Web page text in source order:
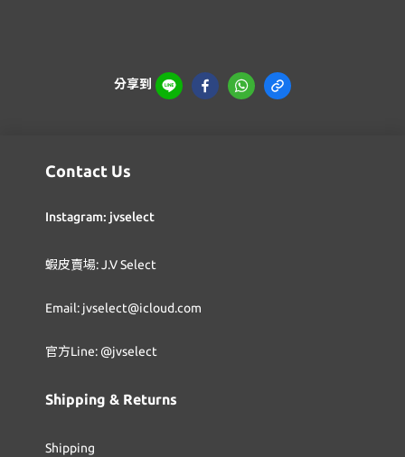
分享到
Contact Us
Instagram: jvselect
蝦皮賣場: J.V Select
Email: jvselect@icloud.com
官方Line: @jvselect
Shipping & Returns
Shipping